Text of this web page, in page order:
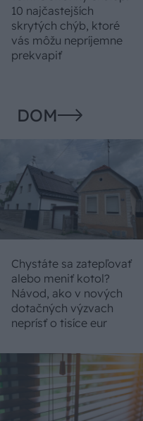
10 najčastejších
skrytých chýb, ktoré
vás môžu nepríjemne
prekvapiť
DOM
Chystáte sa zatepľovať
alebo meniť kotol?
Návod, ako v nových
dotačných výzvach
neprísť o tisíce eur